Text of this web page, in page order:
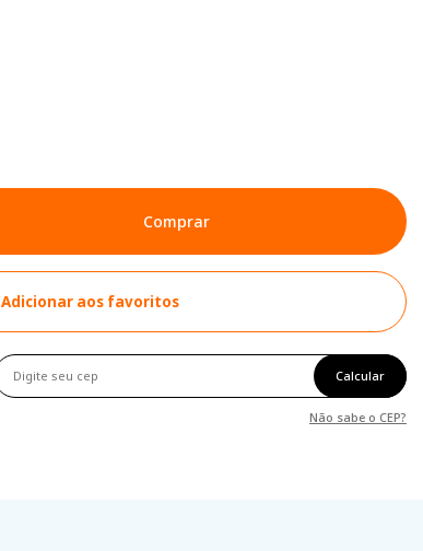
Comprar
Adicionar aos favoritos
Calcular
Não sabe o CEP?